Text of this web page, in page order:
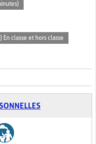
En classe et hors classe